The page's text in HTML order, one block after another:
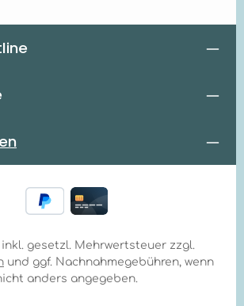
inkl. gesetzl. Mehrwertsteuer zzgl.
und ggf. Nachnahmegebühren, wenn
anders angegeben.